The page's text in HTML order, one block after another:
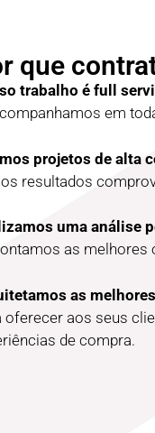
que
trabalho é full
em
projetos de alta
resultados
uma análise
as melhores
as
oferecer aos seus
de compra.